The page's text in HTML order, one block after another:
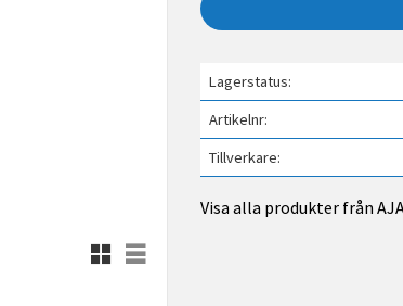
Rutnätsvy
Listvy
Lagerstatus
Artikelnr
Tillverkare
Visa alla produkter från